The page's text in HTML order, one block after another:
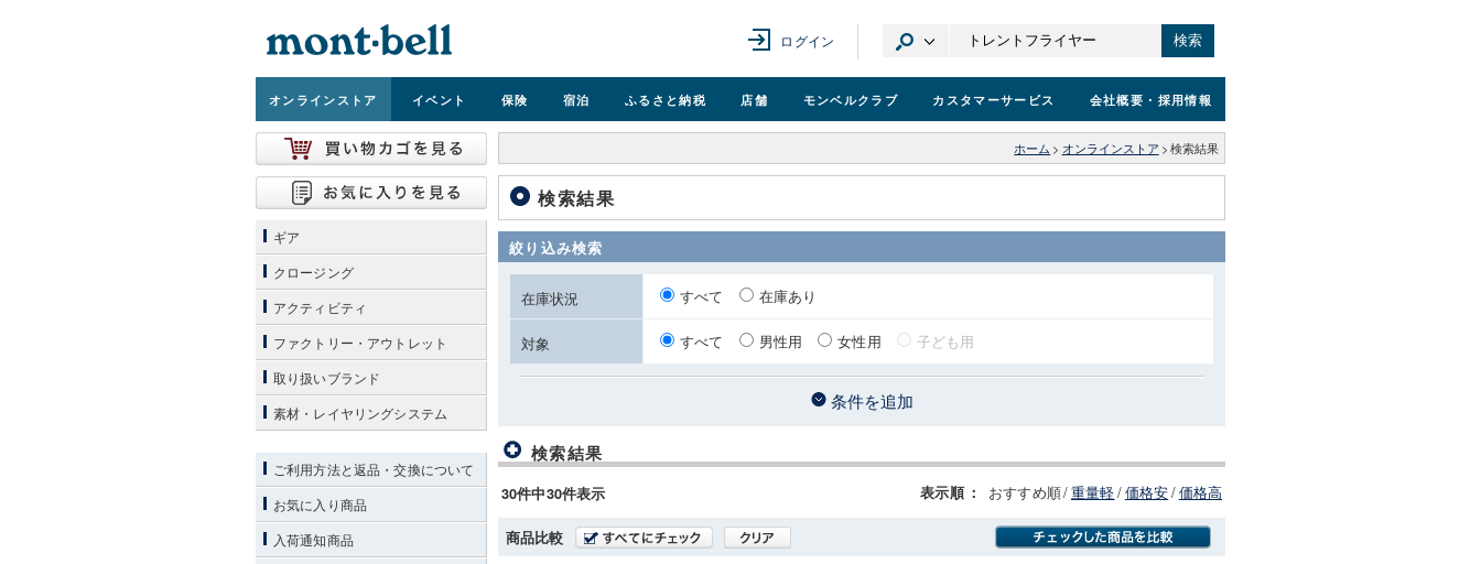
ログイン 検索
オンラインストア イベント 保険 宿泊 ふるさと納税 店舗 モンベルクラブ カスタマーサービス 会社概要 ・採用情報
ホーム > オンラインストア > 検索結果
検索結果
絞り込み検索
在庫状況 すべて 在庫あり
対象 すべて 男性用 女性用 子ども用
条件を追加
検索結果
30件中30件表示 表示順 ： おすすめ順/重量軽/価格安/価格高
商品比較
ギア
クロージング
アクティビティ
ファクトリー・アウトレット
取り扱いブランド
素材・レイヤリングシステム
ご利用方法と返品・交換について
お気に入り商品
入荷通知商品